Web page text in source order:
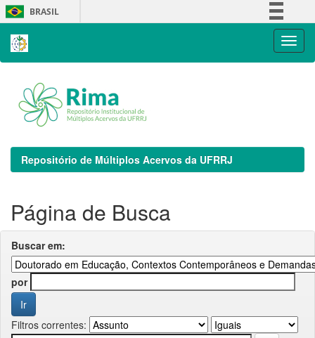
Skip
navigation
BRASIL
Repositório de Múltiplos Acervos da UFRRJ
Página de Busca
Buscar em:
por
Filtros correntes: